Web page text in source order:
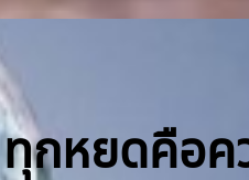
กหยดคือค